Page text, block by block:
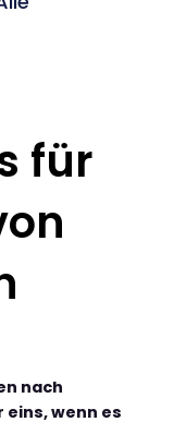
für
nach
eins, wenn es